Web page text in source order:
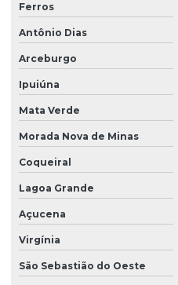
Ferros
Antônio Dias
Arceburgo
Ipuiúna
Mata Verde
Morada Nova de Minas
Coqueiral
Lagoa Grande
Açucena
Virgínia
São Sebastião do Oeste